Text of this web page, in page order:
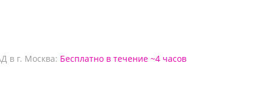
в г. Москва: Бесплатно в течение ~4 часов